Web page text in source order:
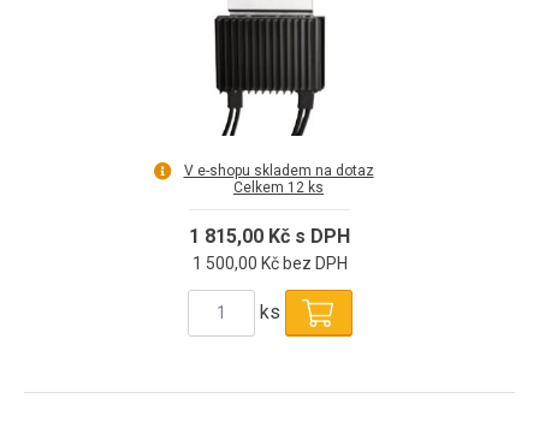
V e-shopu skladem na dotaz
Celkem 12 ks
1 815,00 Kč s DPH
1 500,00 Kč bez DPH
ks